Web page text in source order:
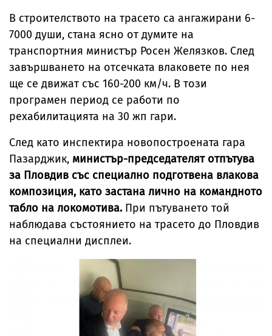
В строителството на трасето са ангажирани 6-
7000 души, стана ясно от думите на
транспортния министър Росен Желязков. След
завършването на отсечката влаковете по нея
ще се движат със 160-200 км/ч. В този
програмен период се работи по
рехабилитацията на 30 жп гари.
След като инспектира новопостроената гара
Пазарджик, министър-председателят отпътува
за Пловдив със специално подготвена влакова
композиция, като застана лично на командното
табло на локомотива.При пътуването той
наблюдава състоянието на трасето до Пловдив
на специални дисплеи.